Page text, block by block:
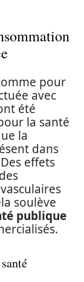
pour
avec
été
la santé
la
dans
effets
soulève
publique